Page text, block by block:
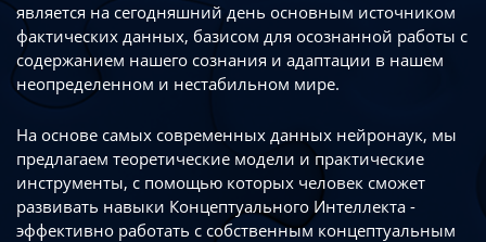
является на сегодняшний день основным источником
фактических данных, базисом для осознанной работы с
содержанием нашего сознания и адаптации в нашем
неопределенном и нестабильном мире.
На основе самых современных данных нейронаук, мы
предлагаем теоретические модели и практические
инструменты, с помощью которых человек сможет
развивать навыки Концептуального Интеллекта -
эффективно работать с собственным концептуальным